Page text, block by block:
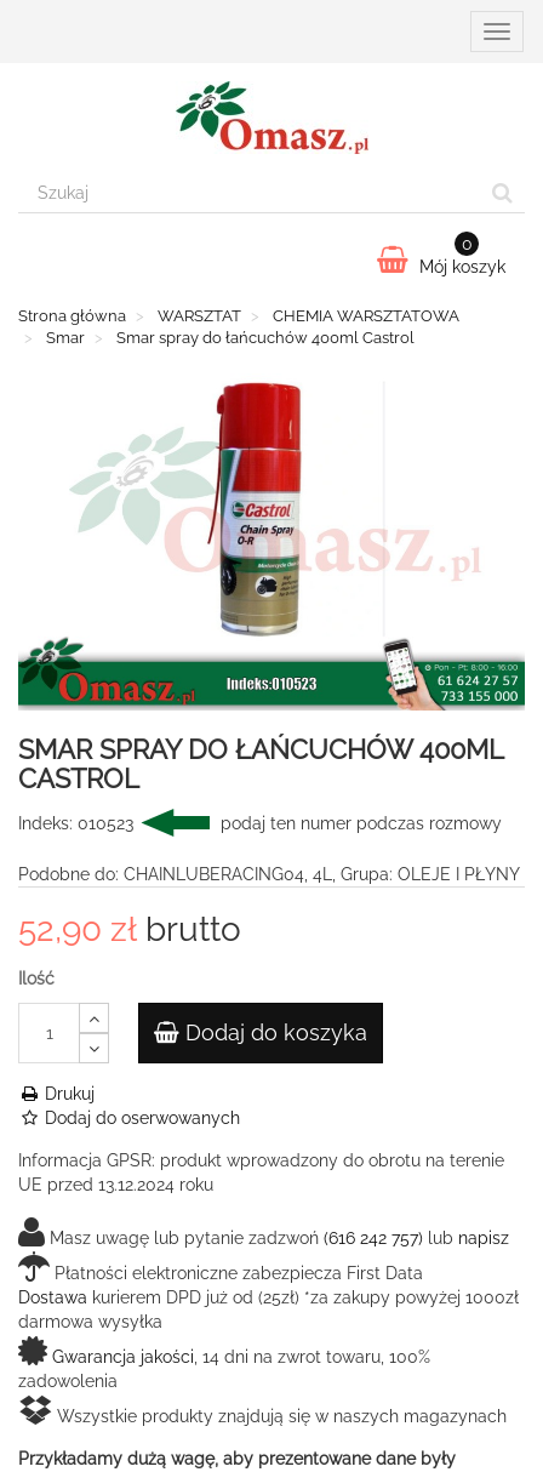
Mój koszyk
0
Strona główna WARSZTAT
CHEMIA WARSZTATOWA
Smar
Smar spray do łańcuchów 400ml Castrol
SMAR SPRAY DO ŁAŃCUCHÓW 400ML
CASTROL
Indeks: 010523 podaj ten numer podczas rozmowy
Podobne do: CHAINLUBERACING04, 4L, Grupa: OLEJE I PŁYNY
52,90 zł brutto
Ilość
Dodaj do koszyka
Drukuj
Dodaj do oserwowanych
Informacja GPSR: produkt wprowadzony do obrotu na terenie
UE przed 13.12.2024 roku
Masz uwagę lub pytanie zadzwoń (616 242 757) lub napisz
Płatności elektroniczne zabezpiecza First Data
Dostawa kurierem DPD już od (25zł) *za zakupy powyżej 1000zł
darmowa wysyłka
Gwarancja jakości, 14 dni na zwrot towaru, 100%
zadowolenia
Wszystkie produkty znajdują się w naszych magazynach
Przykładamy dużą wagę, aby prezentowane dane były